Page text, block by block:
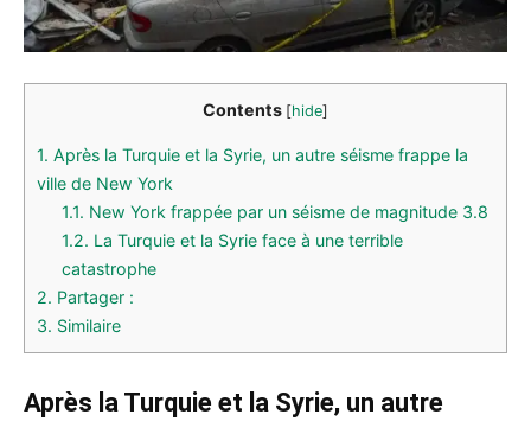
Contents [hide]
1. Après la Turquie et la Syrie, un autre séisme frappe la
ville de New York
1.1. New York frappée par un séisme de magnitude 3.8
1.2. La Turquie et la Syrie face à une terrible
catastrophe
2. Partager :
3. Similaire
Après la Turquie et la Syrie, un autre